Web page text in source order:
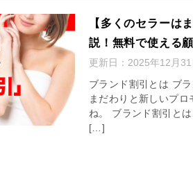
【多くのセラーは
説！無料で使える
更新日： 2025年12月31
ブランド割引とは ブ
まだわりと新しいプ
ね。 ブランド割引と
[…]